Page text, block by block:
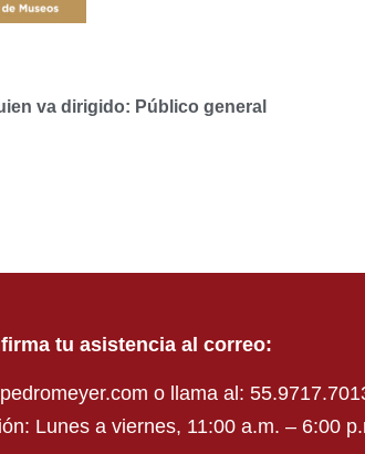
va dirigido: Público general
tu asistencia al correo:
o llama al:
Lunes a viernes, 11:00 a.m. – 6:00